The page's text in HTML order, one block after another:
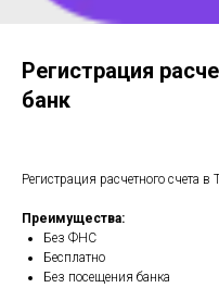
Регистрация
банк
Регистрация расчетного счета в
Преимущества:
Без ФНС
Бесплатно
Без посещения банка